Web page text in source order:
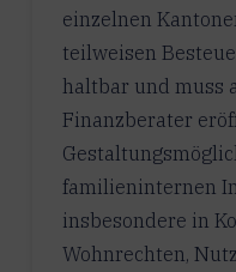
einzelnen
teilweisen
haltbar und muss
Finanzberater
familieninternen
insbesondere in
Wohnrechten,